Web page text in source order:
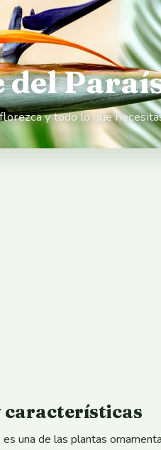
y todo lo que
características
es una de las plantas